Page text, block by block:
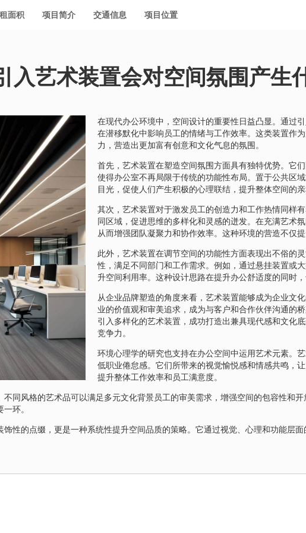
面积 项目简介 交通信息 项目位置
入艺术装置会对空间氛围产生
在现代办公环境中，空间设计的重要性日益凸显。通过
在潜移默化中影响员工的情绪与工作效率。这类装置作
力，营造出更加富有创意和文化气息的氛围。
首先，艺术装置在塑造空间氛围方面具有独特优势。它
使得办公室不再局限于传统的功能性布局。置于公共区
目光，促使人们产生积极的心理联结，提升整体空间的亲
其次，艺术装置对于激发员工的创造力和工作热情同样
同区域，促进思维的多样化和灵感的迸发。在充满艺术
从而增强团队凝聚力和协作效率。这种环境的营造不仅
此外，艺术装置在调节空间的功能性方面表现出不俗的
性，满足不同部门和工作需求。例如，通过悬挂装置或
升空间利用率。这种设计思路在提升办公舒适度的同时
从企业品牌塑造的角度来看，艺术装置能够成为企业文
业的价值观和审美追求，成为与客户和合作伙伴沟通的
引入多样化的艺术装置，成功打造出兼具现代感和文化
竞争力。
环境心理学的研究也支持在办公空间中运用艺术元素。
低职业倦怠感。它们所带来的视觉愉悦感和情感共鸣，
提升整体工作效率和员工满意度。
同风格的艺术品可以满足多元文化背景员工的审美需求，增强空间的包容性和
环。
性的点缀，更是一种系统性提升空间品质的策略。它通过视觉、心理和功能层